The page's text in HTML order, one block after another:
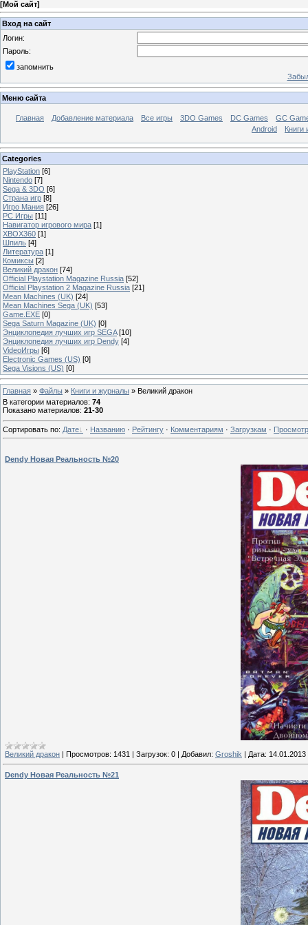
[Мой сайт]
Вход на сайт
Логин:
Пароль:
запомнить
Меню сайта
Главная Добавление материала Все игры 3DO Games DC Games
GC
Android
Книги
Categories
PlayStation [6]
Nintendo [7]
Sega & 3DO [6]
Страна игр [8]
Игро Мания [26]
PC Игры [11]
Навигатор игрового мира [1]
XBOX360 [1]
Шпиль [4]
Литература [1]
Комиксы [2]
Великий дракон [74]
Official Playstation Magazine Russia [52]
Official Playstation 2 Magazine Russia [21]
Mean Machines (UK) [24]
Mean Machines Sega (UK) [53]
Game.EXE [0]
Sega Saturn Magazine (UK) [0]
Энциклопедия лучших игр SEGA [10]
Энциклопедия лучших игр Dendy [4]
VideoИгры [6]
Electronic Games (US) [0]
Sega Visions (US) [0]
Главная » Файлы » Книги и журналы » Великий дракон
В категории материалов: 74
Показано материалов: 21-30
Сортировать по: Дате · Названию · Рейтингу · Комментариям · Загрузкам ·
Dendy Новая Реальность №20
Великий дракон | Просмотров: 1431 | Загрузок: 0 | Добавил: Groshik | Дата: 14.01.2013
Dendy Новая Реальность №21